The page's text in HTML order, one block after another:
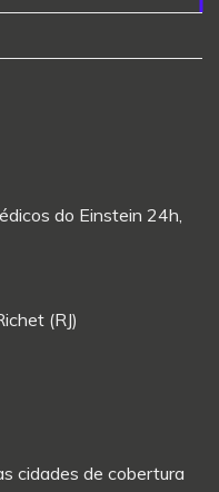
do Einstein 24h,
(RJ)
cidades de cobertura